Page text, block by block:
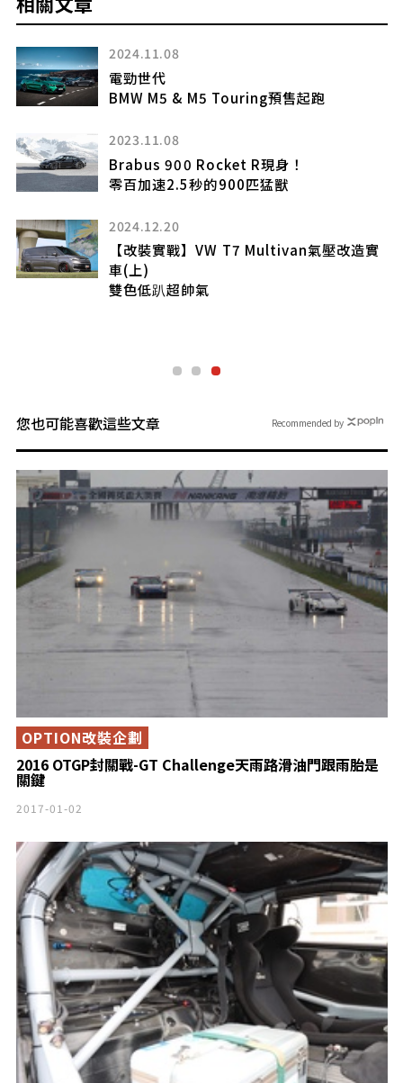
2024.11.08
電勁世代
BMW M5 & M5 Touring預售起跑
2023.11.08
Brabus 900 Rocket R現身！
零百加速2.5秒的900匹猛獸
2024.12.20
【改裝實戰】VW T7 Multivan氣壓改造實
車(上)
雙色低趴超帥氣
您也可能喜歡這些文章
2016 OTGP封關戰-GT Challenge天雨路滑油門跟雨胎是
關鍵
OPTION改裝企劃
2017-01-02
Recommended by